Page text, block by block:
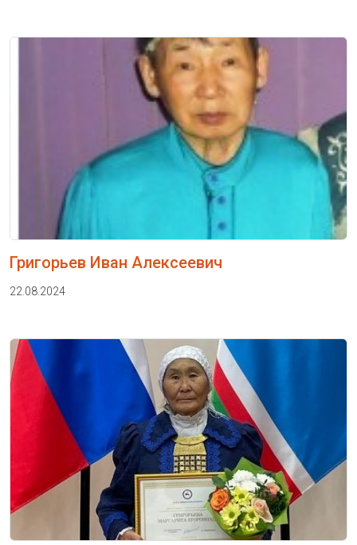
Григорьев Иван Алексеевич
22.08.2024